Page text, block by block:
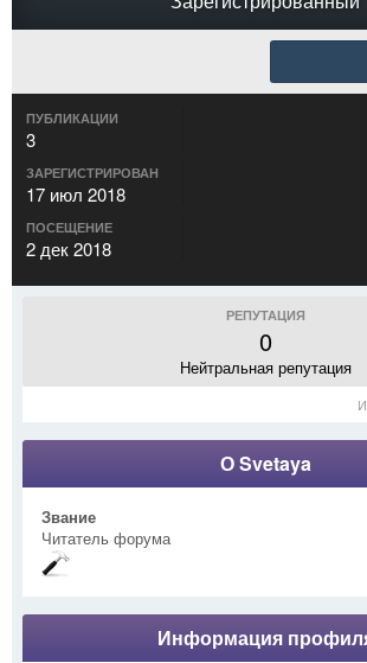
ПУБЛИКАЦИИ
3
ЗАРЕГИСТРИРОВАН
17 июл 2018
ПОСЕЩЕНИЕ
2 дек 2018
РЕПУТАЦИЯ
0
Нейтральная репутация
О Svetaya
Звание
Читатель форума
Информация